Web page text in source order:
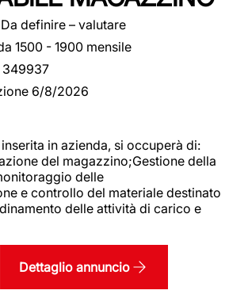
Da definire – valutare
1500 - 1900 mensile
349937
6/8/2026
in azienda, si occuperà di:
del magazzino;Gestione della
delle
e controllo del materiale destinato
delle attività di carico e
Dettaglio annuncio